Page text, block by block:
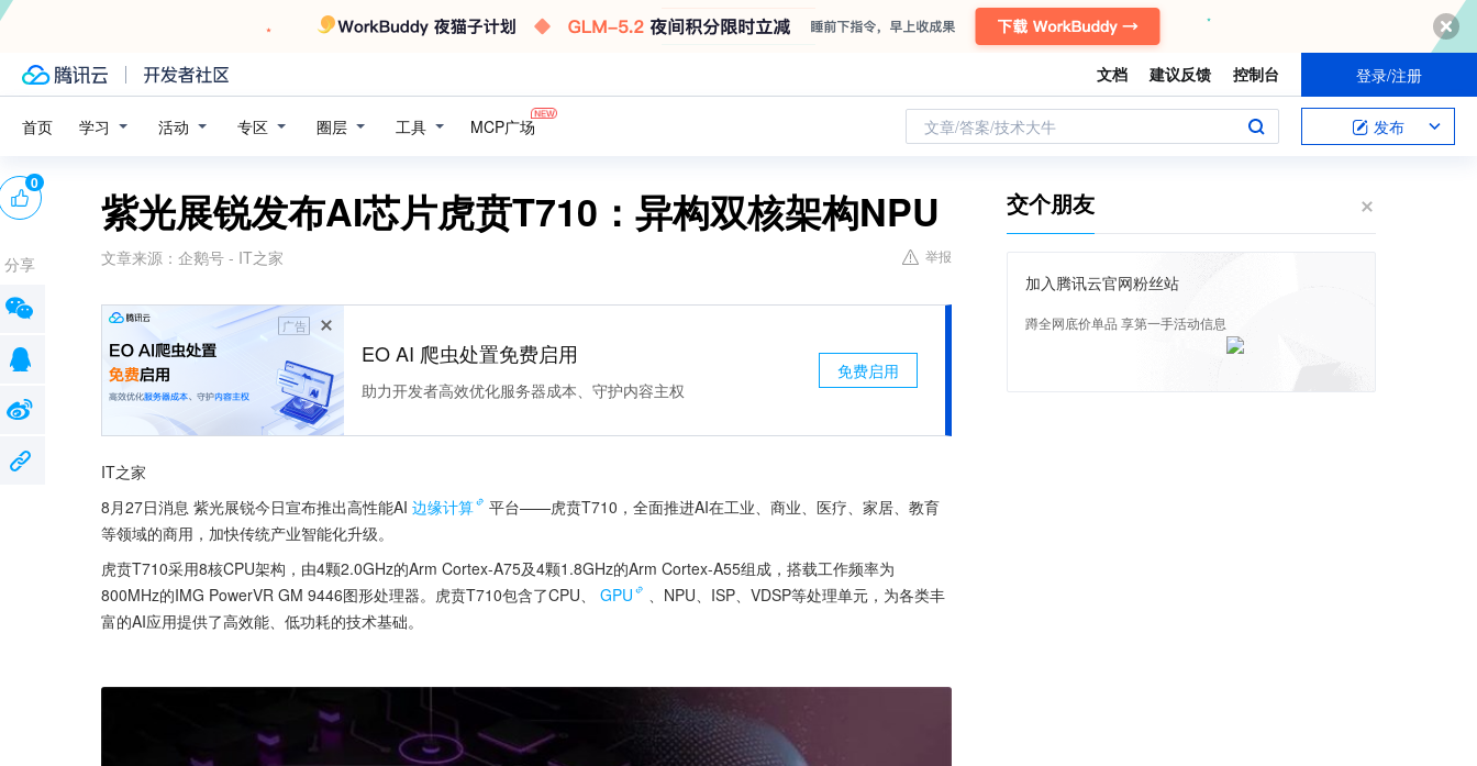
文档 建议反馈 控制台 登录/注册
首页 学习 活动 专区 圈层 工具 MCP广场 文章/答案/技术大牛 发布
紫光展锐发布AI芯片虎贲T710：异构双核架构NPU
文章来源： 企鹅号 - IT之家 举报
广告
EO AI 爬虫处置免费启用
助力开发者高效优化服务器成本、守护内容主权
免费启用
IT之家
8月27日消息 紫光展锐今日宣布推出高性能AI 边缘计算
平台——虎贲T710，全面推进AI在工业、商业、医疗、家居、教育
等领域的商用，加快传统产业智能化升级。
虎贲T710采用8核CPU架构，由4颗2.0GHz的Arm Cortex-A75及4颗1.8GHz的Arm Cortex-A55组成，搭载工作频率为
800MHz的IMG PowerVR GM 9446图形处理器。虎贲T710包含了CPU、
GPU
、NPU、ISP、VDSP等处理单元，为各类丰
富的AI应用提供了高效能、低功耗的技术基础。
0
分享
交个朋友
加入腾讯云官网粉丝站
蹲全网底价单品 享第一手活动信息